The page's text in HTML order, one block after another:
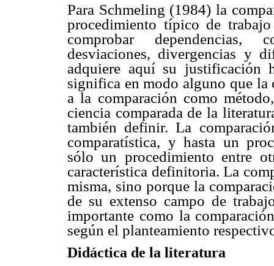
Para Schmeling (1984) la
procedimiento típico de
comprobar dependencias,
desviaciones, divergencias y
adquiere aquí su justificación
significa en modo alguno que la
a la comparación como
ciencia comparada de la
también definir. La
comparatística, y hasta un
sólo un procedimiento entre
característica definitoria. La
misma, sino porque la
de su extenso campo de
importante como la
según el planteamiento
Didáctica de la literatura